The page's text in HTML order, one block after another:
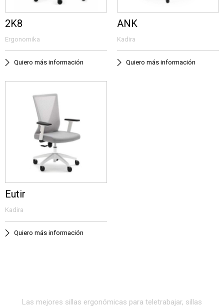
2K8
Ergonomika
Quiero más información
ANK
Kadira
Quiero más información
Eutir
Kadira
Quiero más información
Las mejores sillas ergonómicas para teletrabajar, sillas